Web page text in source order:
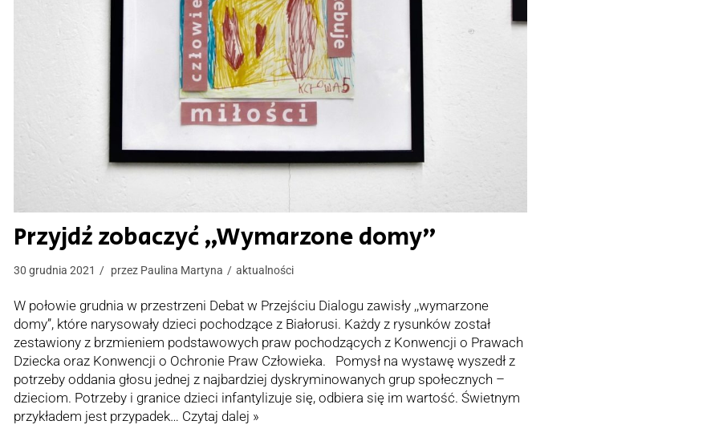
Przyjdź zobaczyć „Wymarzone domy”
30 grudnia 2021 przez Paulina Martyna aktualności
W połowie grudnia w przestrzeni Debat w Przejściu Dialogu zawisły ,,wymarzone
domy”, które narysowały dzieci pochodzące z Białorusi. Każdy z rysunków został
zestawiony z brzmieniem podstawowych praw pochodzących z Konwencji o Prawach
Dziecka oraz Konwencji o Ochronie Praw Człowieka. Pomysł na wystawę wyszedł z
potrzeby oddania głosu jednej z najbardziej dyskryminowanych grup społecznych –
dzieciom. Potrzeby i granice dzieci infantylizuje się, odbiera się im wartość. Świetnym
przykładem jest przypadek… Czytaj dalej »